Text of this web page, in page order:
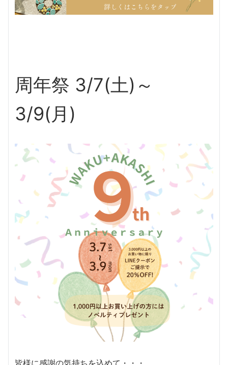
周年祭 3/7(土)～
3/9(月)
皆様に感謝の気持ちを込めて・・・